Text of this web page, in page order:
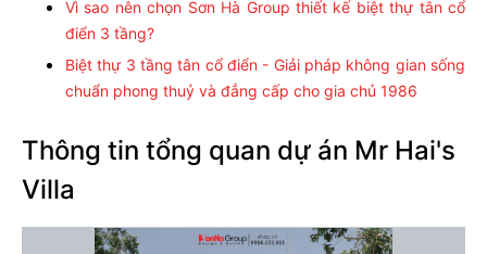
Vì sao nên chọn Sơn Hà Group thiết kế biệt thự tân cổ
điển 3 tầng?
Biệt thự 3 tầng tân cổ điển - Giải pháp không gian sống
chuẩn phong thuỷ và đẳng cấp cho gia chủ 1986
Thông tin tổng quan dự án Mr Hai's
Villa